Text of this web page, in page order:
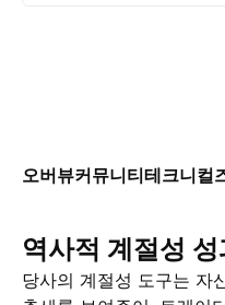
오버뷰커뮤니티테크니컬
역사적 계절성 성
당사의 계절성 도구는 자